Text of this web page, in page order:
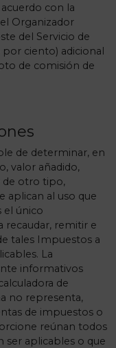
con la
Organizador
del Servicio de
por ciento) adicional
de comisión de
de determinar, en
valor añadido,
de otro tipo,
aplican al uso que
el único
recaudar, remitir e
tales Impuestos a
La
informativos
de
no representa,
de impuestos o
reúnan todos
ser aplicables o que